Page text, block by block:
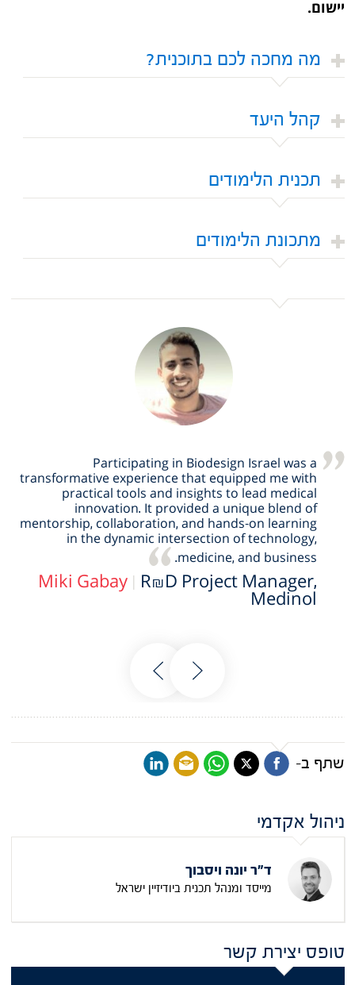
יישום.
מה מחכה לכם בתוכנית?
קהל היעד
תכנית הלימודים
מתכונת הלימודים
Participating in Biodesign Israel was a
transformative experience that equipped me with
practical tools and insights to lead medical
innovation. It provided a unique blend of
mentorship, collaboration, and hands-on learning
in the dynamic intersection of technology,
medicine, and business.
Miki Gabay
R&D Project Manager,
Medinol
שתף ב-
ניהול אקדמי
ד"ר יונה ויסבוך
מייסד ומנהל תכנית ביודיזיין ישראל
טופס יצירת קשר